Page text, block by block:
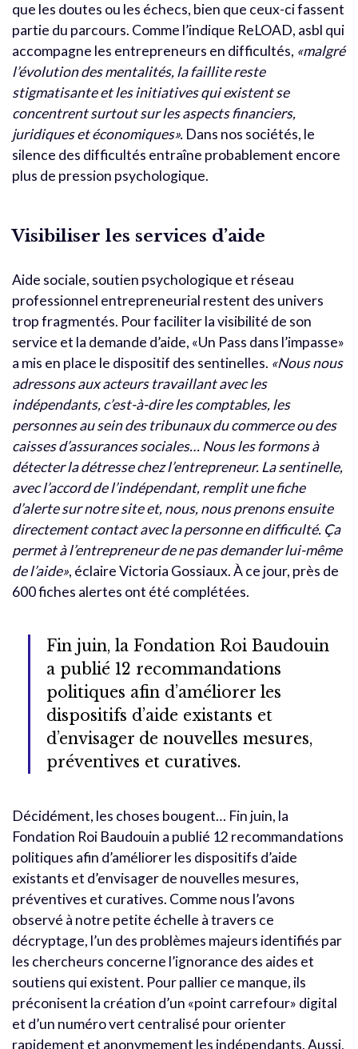
que les doutes ou les échecs, bien que ceux-ci fassent
partie du parcours. Comme l’indique ReLOAD, asbl qui
accompagne les entrepreneurs en difficultés, «malgré
l’évolution des mentalités, la faillite reste
stigmatisante et les initiatives qui existent se
concentrent surtout sur les aspects financiers,
juridiques et économiques». Dans nos sociétés, le
silence des difficultés entraîne probablement encore
plus de pression psychologique.
Visibiliser les services d’aide
Aide sociale, soutien psychologique et réseau
professionnel entrepreneurial restent des univers
trop fragmentés. Pour faciliter la visibilité de son
service et la demande d’aide, «Un Pass dans l’impasse»
a mis en place le dispositif des sentinelles. «Nous nous
adressons aux acteurs travaillant avec les
indépendants, c’est-à-dire les comptables, les
personnes au sein des tribunaux du commerce ou des
caisses d’assurances sociales… Nous les formons à
détecter la détresse chez l’entrepreneur. La sentinelle,
avec l’accord de l’indépendant, remplit une fiche
d’alerte sur notre site et, nous, nous prenons ensuite
directement contact avec la personne en difficulté. Ça
permet à l’entrepreneur de ne pas demander lui-même
de l’aide», éclaire Victoria Gossiaux. À ce jour, près de
600 fiches alertes ont été complétées.
Fin juin, la Fondation Roi Baudouin
a publié 12 recommandations
politiques afin d’améliorer les
dispositifs d’aide existants et
d’envisager de nouvelles mesures,
préventives et curatives.
Décidément, les choses bougent… Fin juin, la
Fondation Roi Baudouin a publié 12 recommandations
politiques afin d’améliorer les dispositifs d’aide
existants et d’envisager de nouvelles mesures,
préventives et curatives. Comme nous l’avons
observé à notre petite échelle à travers ce
décryptage, l’un des problèmes majeurs identifiés par
les chercheurs concerne l’ignorance des aides et
soutiens qui existent. Pour pallier ce manque, ils
préconisent la création d’un «point carrefour» digital
et d’un numéro vert centralisé pour orienter
rapidement et anonymement les indépendants. Aussi,